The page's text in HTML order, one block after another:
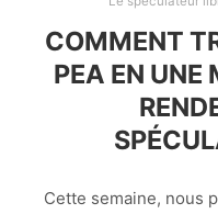
COMMENT
PEA EN
Cette semaine, nous